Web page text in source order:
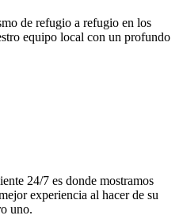
de refugio a refugio en los
equipo local con un profundo
24/7 es donde mostramos
experiencia al hacer de su
uno.